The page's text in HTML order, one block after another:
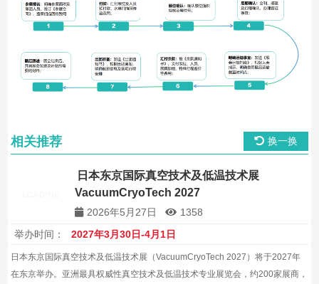
相关推荐 换一换
日本东京国际真空技术及低温技术展
VacuumCryoTech 2027
2026年5月27日
1358
举办时间：
2027年3月30日-4月1日
日本东京国际真空技术及低温技术展（VacuumCryoTech 2027）将于2027年
在东京举办。亚洲最具权威性真空技术及低温技术专业展览会，约200家展商，